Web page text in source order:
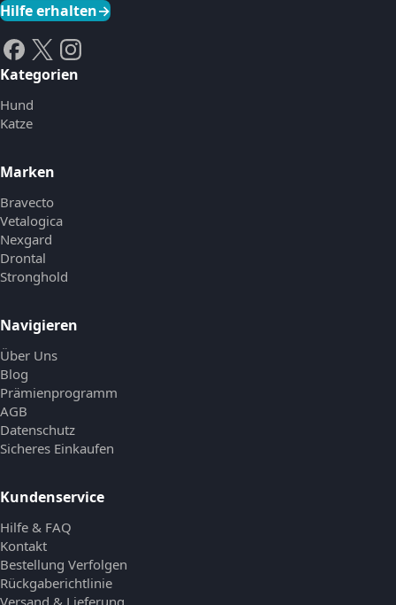
Hilfe erhalten→
Kategorien
Hund
Katze
Marken
Bravecto
Vetalogica
Nexgard
Drontal
Stronghold
Navigieren
Über Uns
Blog
Prämienprogramm
AGB
Datenschutz
Sicheres Einkaufen
Kundenservice
Hilfe & FAQ
Kontakt
Bestellung Verfolgen
Rückgaberichtlinie